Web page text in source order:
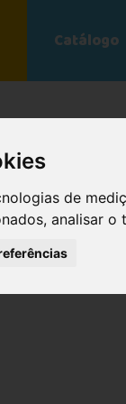
de
analisar
Catálogo